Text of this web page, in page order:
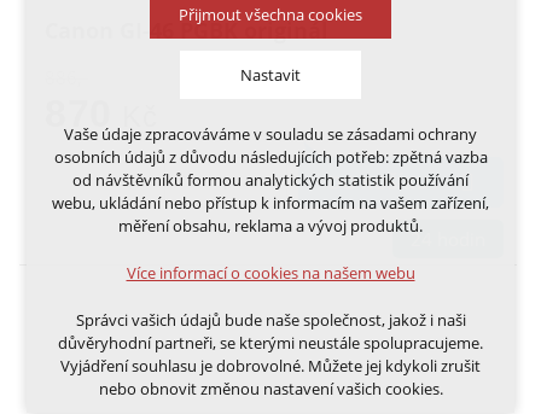
Canon GI-46 PGBK originál
DO KOŠÍKU
24 hodin
Přijmout všechna cookies
Nastavit
Technická cookies
nutná pro provozování webu
udržení kontextu stránek (session): případná
přihlášení, volby jazyka, apod.
Volitelná cookies
analytická pro anonymizované vyhodnocení
marketingová cookies (Google, Ecomail, Sklik,
Smartsupp, Heureka)
Více informací o cookies na našem webu
Vaše údaje zpracováváme v souladu se zásadami ochrany
osobních údajů z důvodu následujících potřeb: zpětná vazba
od návštěvníků formou analytických statistik používání
webu, ukládání nebo přístup k informacím na vašem zařízení,
měření obsahu, reklama a vývoj produktů.
Více informací o cookies na našem webu
Správci vašich údajů bude naše společnost, jakož i naši
důvěryhodní partneři, se kterými neustále spolupracujeme.
Vyjádření souhlasu je dobrovolné. Můžete jej kdykoli zrušit
nebo obnovit změnou nastavení vašich cookies.